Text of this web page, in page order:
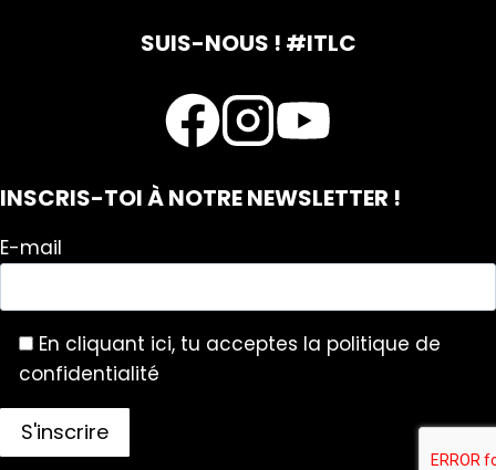
SUIS-NOUS ! #ITLC
INSCRIS-TOI À NOTRE NEWSLETTER !
E-mail
En cliquant ici, tu acceptes la politique de
confidentialité